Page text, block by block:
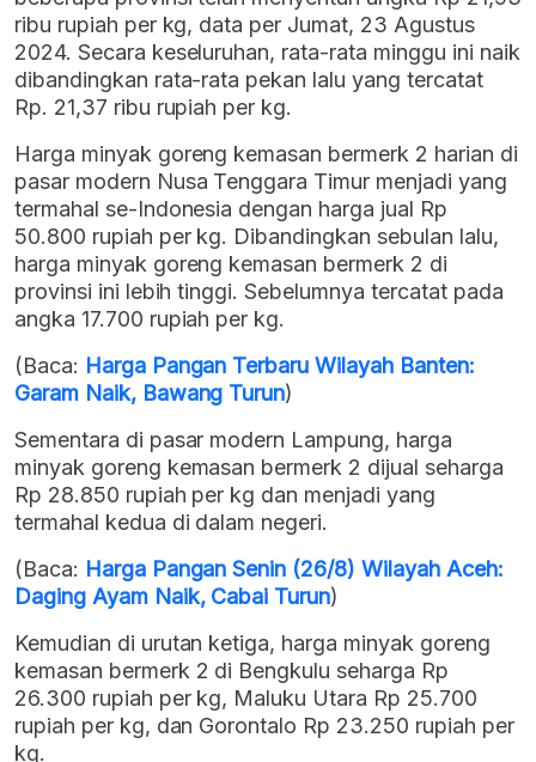
ribu rupiah per kg, data per Jumat, 23 Agustus
2024. Secara keseluruhan, rata-rata minggu ini naik
dibandingkan rata-rata pekan lalu yang tercatat
Rp. 21,37 ribu rupiah per kg.
Harga minyak goreng kemasan bermerk 2 harian di
pasar modern Nusa Tenggara Timur menjadi yang
termahal se-Indonesia dengan harga jual Rp
50.800 rupiah per kg. Dibandingkan sebulan lalu,
harga minyak goreng kemasan bermerk 2 di
provinsi ini lebih tinggi. Sebelumnya tercatat pada
angka 17.700 rupiah per kg.
(Baca: Harga Pangan Terbaru Wilayah Banten:
Garam Naik, Bawang Turun)
Sementara di pasar modern Lampung, harga
minyak goreng kemasan bermerk 2 dijual seharga
Rp 28.850 rupiah per kg dan menjadi yang
termahal kedua di dalam negeri.
(Baca: Harga Pangan Senin (26/8) Wilayah Aceh:
Daging Ayam Naik, Cabai Turun)
Kemudian di urutan ketiga, harga minyak goreng
kemasan bermerk 2 di Bengkulu seharga Rp
26.300 rupiah per kg, Maluku Utara Rp 25.700
rupiah per kg, dan Gorontalo Rp 23.250 rupiah per
kg.